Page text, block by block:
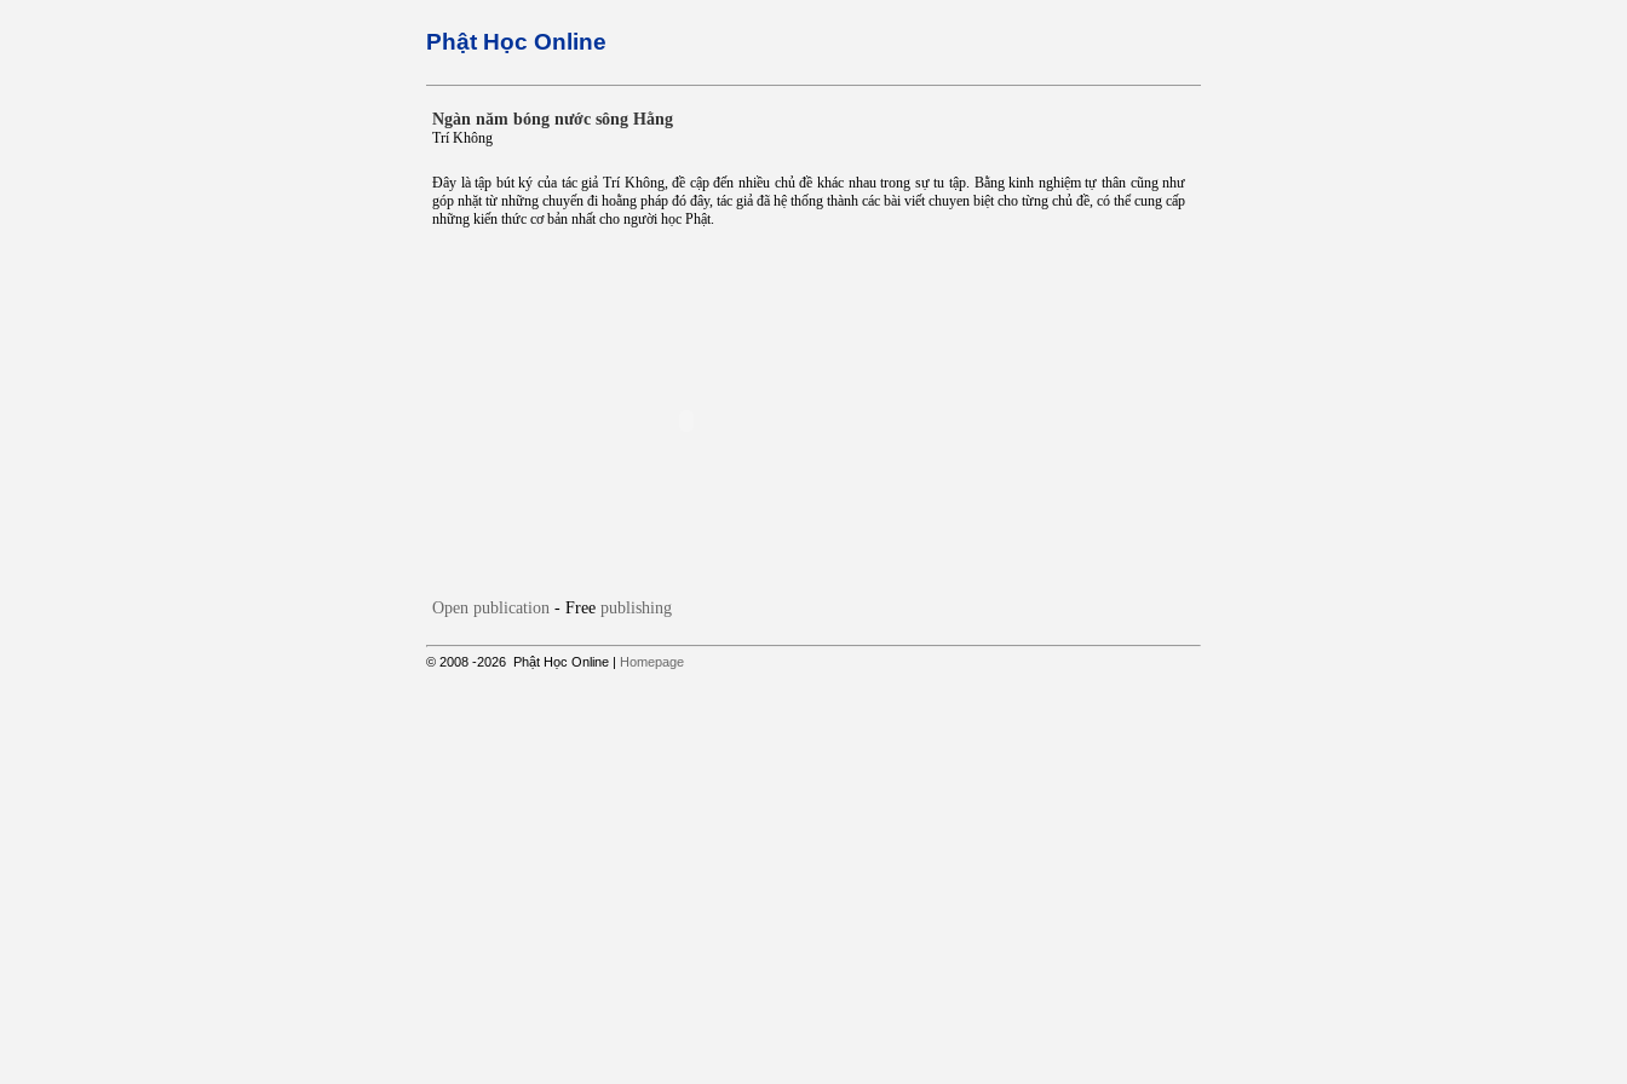
Phật Học Online
Ngàn năm bóng nước sông Hằng
Trí Không
Đây là tập bút ký của tác giả Trí Không, đề cập đến nhiều chủ đề khác nhau trong sự tu tập. Bằng kinh nghiệm tự thân cũng như
góp nhặt từ những chuyến đi hoằng pháp đó đây, tác giả đã hệ thống thành các bài viết chuyen biệt cho từng chủ đề, có thể cung cấp
những kiến thức cơ bản nhất cho người học Phật.
Open publication - Free publishing
© 2008 -2026 Phật Học Online | Homepage